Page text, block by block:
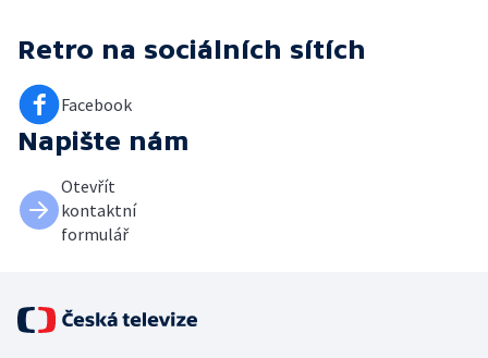
Retro na sociálních sítích
Facebook
Napište nám
Otevřít
kontaktní
formulář